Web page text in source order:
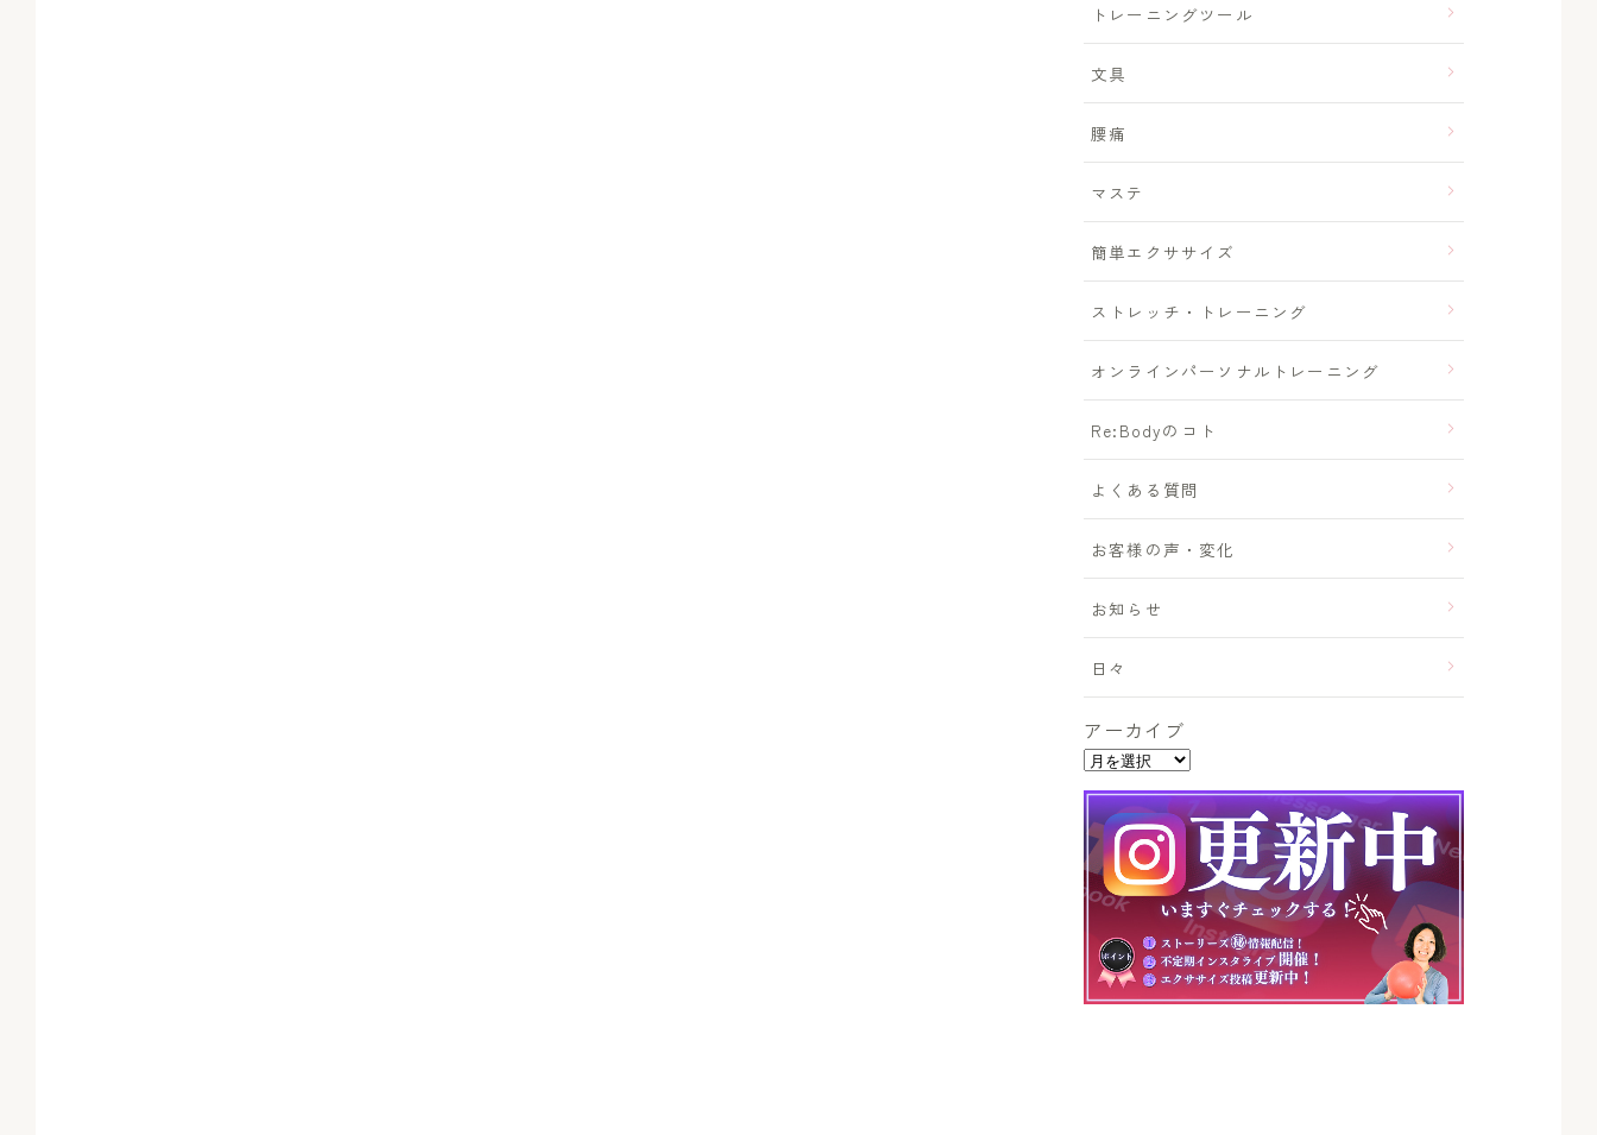
トレーニングツール
文具
腰痛
マステ
簡単エクササイズ
ストレッチ・トレーニング
オンラインパーソナルトレーニング
Re:Bodyのコト
よくある質問
お客様の声・変化
お知らせ
日々
アーカイブ
ア
ー
カ
イ
ブ